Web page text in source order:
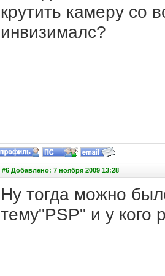
крутить камеру со
инвизималс?
#6 Добавлено: 7 ноября 2009 13:28
Ну тогда можно
тему"PSP" и у кого